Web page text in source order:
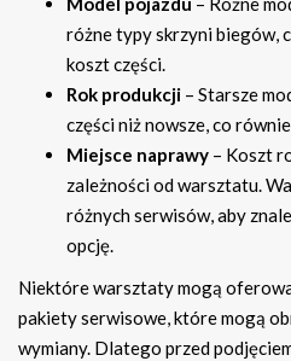
różne typy skrzyni biegów,
koszt części.
Rok produkcji – Starsze
części niż nowsze, co
Miejsce naprawy – Koszt
zależności od warsztatu.
różnych serwisów, aby
opcję.
Niektóre warsztaty mogą
pakiety serwisowe, które mogą
wymiany. Dlatego przed